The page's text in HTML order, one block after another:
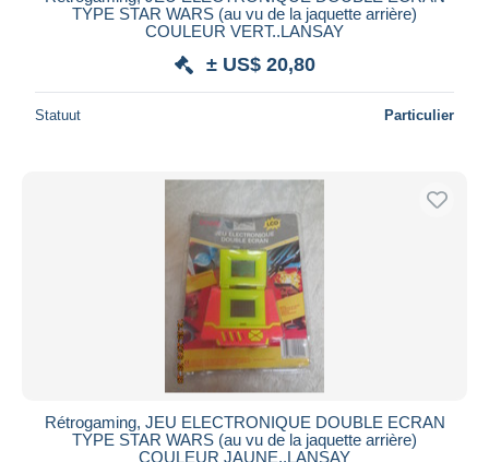
TYPE STAR WARS (au vu de la jaquette arrière)
COULEUR VERT..LANSAY
± US$ 20,80
Statuut Particulier
Rétrogaming, JEU ELECTRONIQUE DOUBLE ECRAN
TYPE STAR WARS (au vu de la jaquette arrière)
COULEUR JAUNE..LANSAY